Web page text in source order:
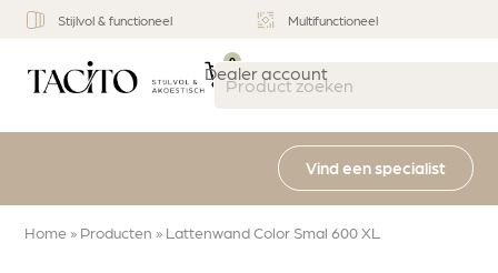
Stijlvol & functioneel Multifunctioneel
Dealer account
0
Vind een specialist
Home » Producten » Lattenwand Color Smal 600 XL